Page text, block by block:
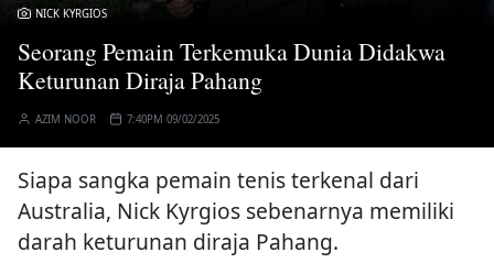
NICK KYRGIOS
Seorang Pemain Terkemuka Dunia Didakwa
Keturunan Diraja Pahang
AZIM NOOR 7:40PM 09/02/2025
Siapa sangka pemain tenis terkenal dari
Australia, Nick Kyrgios sebenarnya memiliki
darah keturunan diraja Pahang.